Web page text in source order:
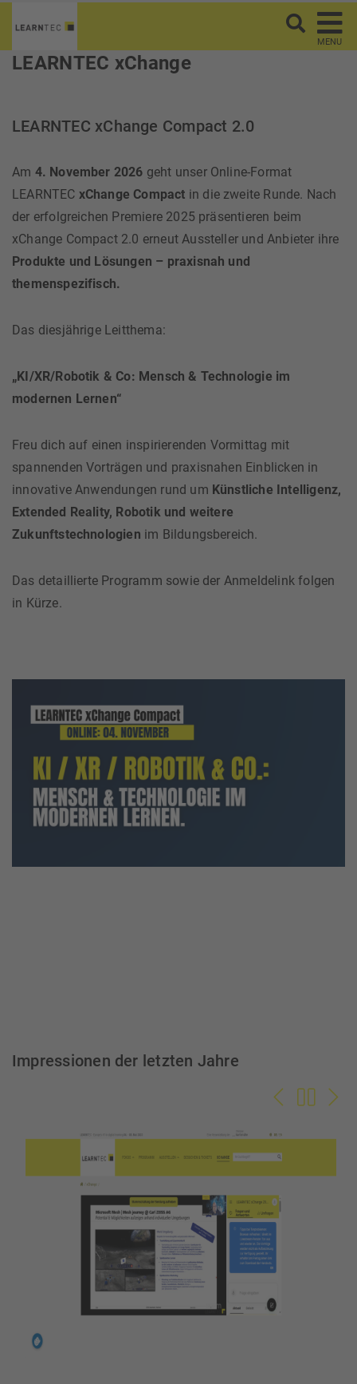
MENU
LEARNTEC xChange
LEARNTEC xChange Compact 2.0
Am 4. November 2026 geht unser Online-Format
LEARNTEC xChange Compact in die zweite Runde. Nach
der erfolgreichen Premiere 2025 präsentieren beim
xChange Compact 2.0 erneut Aussteller und Anbieter ihre
Produkte und Lösungen – praxisnah und
themenspezifisch.
Das diesjährige Leitthema:
„KI/XR/Robotik & Co: Mensch & Technologie im
modernen Lernen“
Freu dich auf einen inspirierenden Vormittag mit
spannenden Vorträgen und praxisnahen Einblicken in
innovative Anwendungen rund um Künstliche Intelligenz,
Extended Reality, Robotik und weitere
Zukunftstechnologien im Bildungsbereich.
Das detaillierte Programm sowie der Anmeldelink folgen
in Kürze.
Impressionen der letzten Jahre